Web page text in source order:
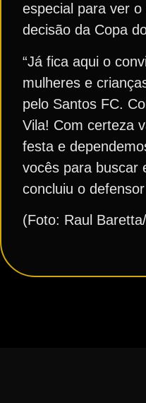
especial para ver
decisão da Copa
“Já fica aqui o
mulheres e
pelo Santos FC.
Vila! Com certeza
festa e
vocês para buscar
concluiu o
(Foto: Raul